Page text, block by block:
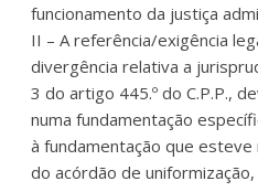
funcionamento da justiça
II – A referência/exigência
divergência relativa a
3 do artigo 445.º do C.P.P.,
numa fundamentação
à fundamentação que
do acórdão de